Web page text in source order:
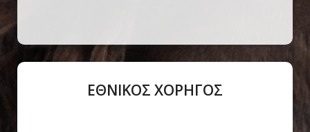
ΕΘΝΙΚΟΣ ΧΟΡΗΓΟΣ